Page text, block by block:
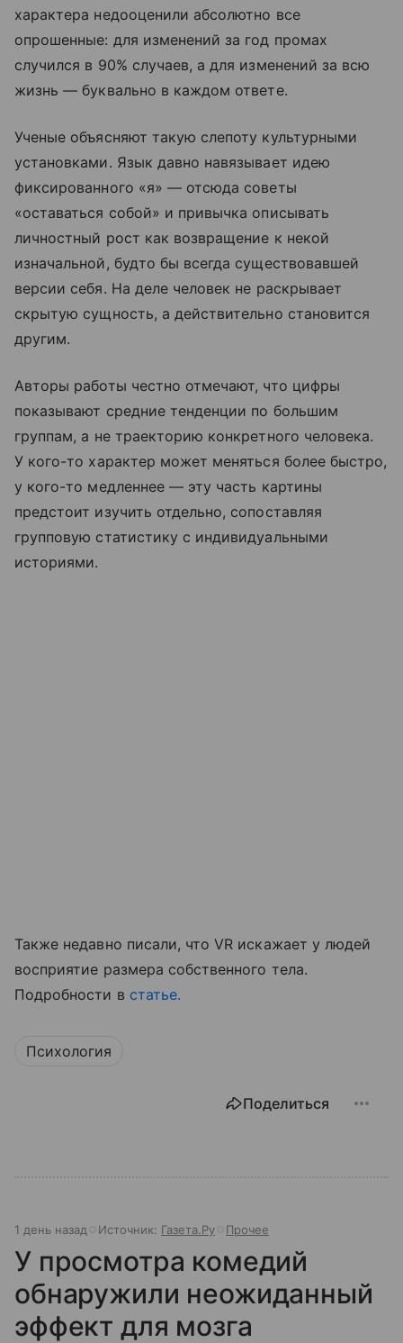
характера недооценили абсолютно все
опрошенные: для изменений за год промах
случился в 90% случаев, а для изменений за всю
жизнь — буквально в каждом ответе.
Ученые объясняют такую слепоту культурными
установками. Язык давно навязывает идею
фиксированного «я» — отсюда советы
«оставаться собой» и привычка описывать
личностный рост как возвращение к некой
изначальной, будто бы всегда существовавшей
версии себя. На деле человек не раскрывает
скрытую сущность, а действительно становится
другим.
Авторы работы честно отмечают, что цифры
показывают средние тенденции по большим
группам, а не траекторию конкретного человека.
У кого-то характер может меняться более быстро,
у кого-то медленнее — эту часть картины
предстоит изучить отдельно, сопоставляя
групповую статистику с индивидуальными
историями.
Также недавно писали, что VR искажает у людей
восприятие размера собственного тела.
Подробности в статье.
Психология
Поделиться
1 день назад Источник: Газета.Ру Прочее
У просмотра комедий
обнаружили неожиданный
эффект для мозга